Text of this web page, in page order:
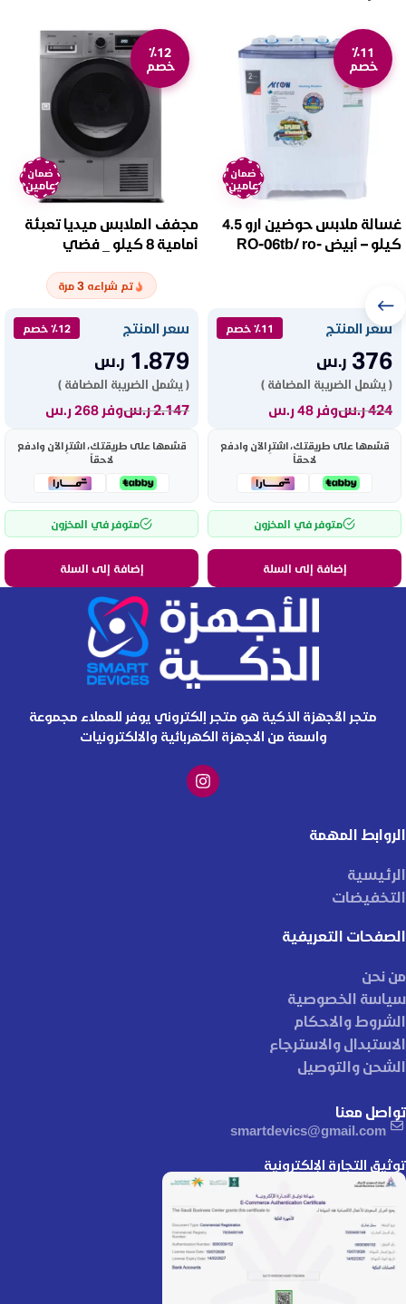
٪11
خصم
ضمان
عامين
غسالة ملابس حوضين ارو 4.5
كيلو – أبيض RO-06tb/ ro-
سعر المنتج ٪11 خصم
376 ر.س
( يشمل الضريبة المضافة )
424ر.سوفر 48 ر.س
قسّمها على طريقتك، اشترِ الآن وادفع
لاحقاً
متوفر في المخزون
إضافة إلى السلة
٪12
خصم
ضمان
عامين
مجفف الملابس ميديا تعبئة
أمامية 8 كيلو _ فضي
تم شراءه 3 مرة
سعر المنتج ٪12 خصم
1.879 ر.س
( يشمل الضريبة المضافة )
2.147ر.سوفر 268 ر.س
قسّمها على طريقتك، اشترِ الآن وادفع
لاحقاً
متوفر في المخزون
إضافة إلى السلة
متجر الأجهزة الذكية هو متجر إلكتروني يوفر للعملاء مجموعة
واسعة من الاجهزة الكهربائية والالكترونيات
الروابط المهمة
الرئيسية
التخفيضات
الصفحات التعريفية
من نحن
سياسة الخصوصية
الشروط والاحكام
الاستبدال والاسترجاع
الشحن والتوصيل
تواصل معنا
smartdevics@gmail.com
توثيق التجارة الإلكترونية